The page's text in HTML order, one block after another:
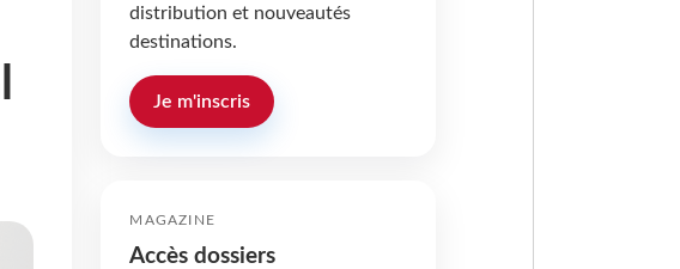
distribution et nouveautés
destinations.
Je m'inscris
MAGAZINE
Accès dossiers